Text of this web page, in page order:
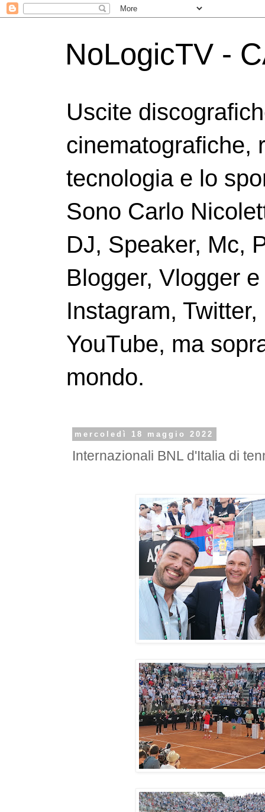
NoLogicTV -
Uscite
cinematografiche,
tecnologia e lo
Sono Carlo
DJ, Speaker, Mc,
Blogger, Vlogger
Instagram,
YouTube, ma
mondo.
mercoledì 18 maggio 2022
Internazionali BNL d'Italia di